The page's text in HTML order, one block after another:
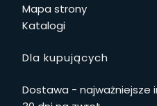
Mapa strony
Katalogi
Dla kupujących
Dostawa - najważniejsze